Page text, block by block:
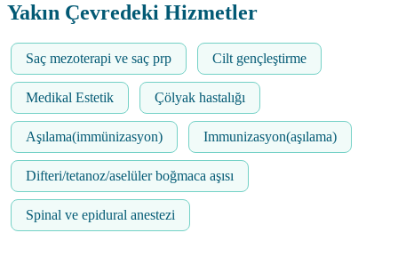
Yakın Çevredeki Hizmetler
Saç mezoterapi ve saç prp Cilt gençleştirme
Medikal Estetik Çölyak hastalığı
Aşılama(immünizasyon) Immunizasyon(aşılama)
Difteri/tetanoz/aselüler boğmaca aşısı
Spinal ve epidural anestezi